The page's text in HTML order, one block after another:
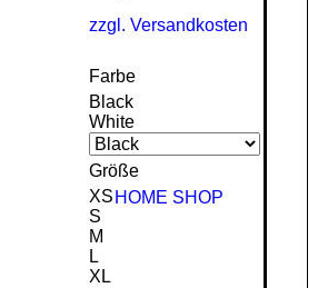
HOME SHOP
zzgl. Versandkosten
Farbe
Black
White
Größe
XS
S
M
L
XL